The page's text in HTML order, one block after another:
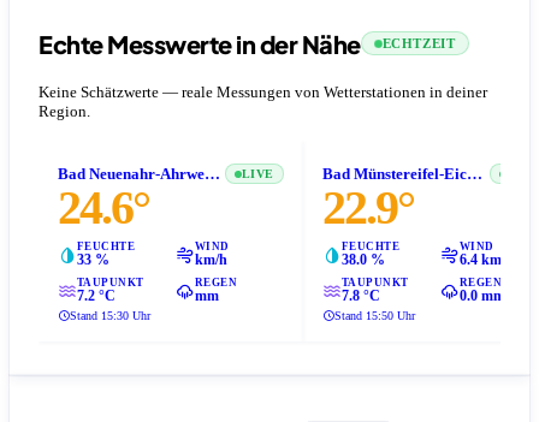
Echte Messwerte in der Nähe ECHTZEIT
Keine Schätzwerte — reale Messungen von Wetterstationen in deiner
Region.
Bad Neuenahr-Ahrweiler LIVE
24.6°
FEUCHTE
33 %
WIND
km/h
TAUPUNKT
7.2 °C
REGEN
mm
Stand 15:30 Uhr
Bad Münstereifel-Eichen
22.9°
FEUCHTE
38.0 %
WIND
6.4 km/h
TAUPUNKT
7.8 °C
REGEN
0.0 mm
Stand 15:50 Uhr